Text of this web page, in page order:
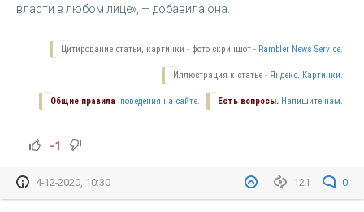
власти в любом лице», — добавила она.
Цитирование статьи, картинки - фото скриншот - Rambler News Service.
Иллюстрация к статье - Яндекс. Картинки.
Есть вопросы. Напишите нам.
Общие правила поведения на сайте.
-1
121 0
4-12-2020, 10:30